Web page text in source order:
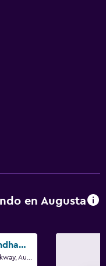
en Augusta
Wingate by Wyndham Augusta Washington Road